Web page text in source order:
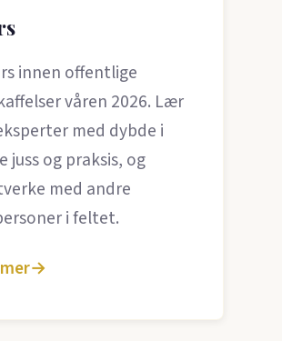
innen offentlige
våren 2026. Lær
med dybde i
juss og praksis, og
med andre
i feltet.
→